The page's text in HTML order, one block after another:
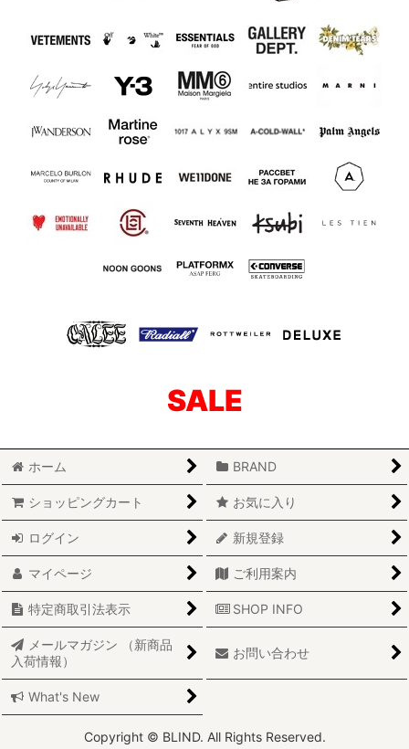
SALE
ホーム BRAND
ショッピングカート お気に入り
ログイン 新規登録
マイページ ご利用案内
特定商取引法表示 SHOP INFO
メールマガジン （新商品
入荷情報）
お問い合わせ
What's New
Copyright © BLIND. All Rights Reserved.